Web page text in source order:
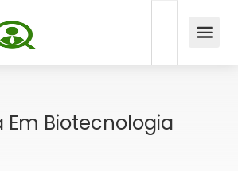
Em Biotecnologia